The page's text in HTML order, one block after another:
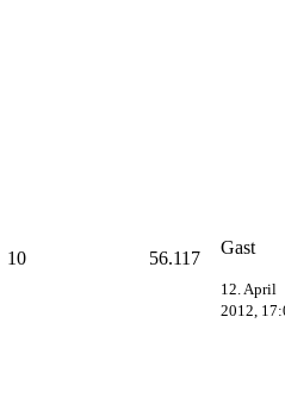
10 56.117
Gast
12. April
2012,